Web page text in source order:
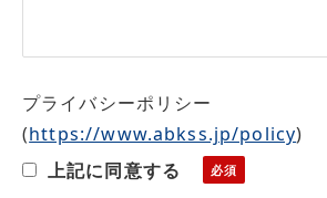
プライバシーポリシー
(https://www.abkss.jp/policy)
上記に同意する